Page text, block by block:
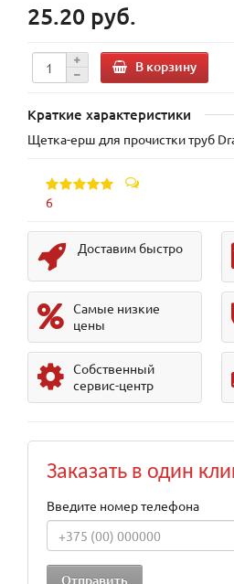
25.20 руб.
В корзину
Краткие характеристики
Щетка-ерш для прочистки труб
6
Доставим быстро
Самые низкие
цены
Собственный
сервис-центр
Заказать в один
Введите номер телефона